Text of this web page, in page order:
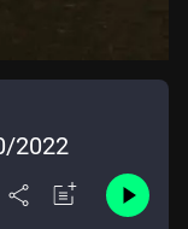
2022